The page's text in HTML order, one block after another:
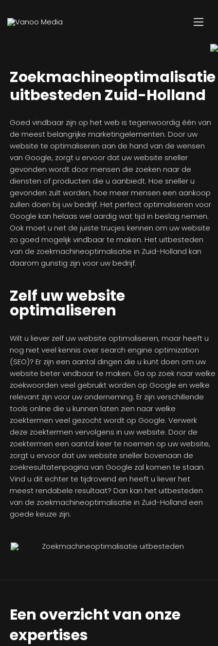
Zoekmachineoptimalisatie
uitbesteden Zuid-Holland
Goed vindbaar zijn op het web is tegenwoordig één van
de meest belangrijke marketingelementen. Door uw
website te optimaliseren aan de hand van de wensen
van Google, zorgt u ervoor dat uw website sneller
gevonden wordt door mensen die zoeken naar de
diensten of producten die u aanbiedt. Hoe sneller u
gevonden zult worden, hoe meer mensen een aankoop
zullen doen bij uw bedrijf. Het perfect optimaliseren voor
Google kan helaas wel aardig wat tijd in beslag nemen.
Ook moet u net de juiste trucjes kennen om uw website
zo goed mogelijk vindbaar te maken. Het uitbesteden
van de zoekmachineoptimalisatie in Zuid-Holland kan
daarom gunstig zijn voor uw bedrijf.
Zelf uw website
optimaliseren
Wilt u liever zelf uw website optimaliseren, maar heeft u
nog niet veel kennis over search engine optimization
(SEO)? Er zijn een aantal dingen die u kunt doen om uw
website beter vindbaar te maken. Ga op zoek naar welke
zoekwoorden veel gebruikt worden op Google en welke
relevant zijn voor uw onderneming. Er zijn verschillende
tools online die u kunnen laten zien naar welke
zoektermen veel gezocht wordt op Google. Verwerk
deze zoektermen vervolgens in uw website. Door de
zoektermen een aantal keer te noemen op uw website,
zorgt u ervoor dat uw website sneller bovenaan de
zoekresultatenpagina van Google zal komen te staan.
Vind u dit echter te tijdrovend en heeft u liever het
meest rendabele resultaat? Dan kan het uitbesteden
van de zoekmachineoptimalisatie in Zuid-Holland een
goede keuze zijn.
Een overzicht van onze
expertises